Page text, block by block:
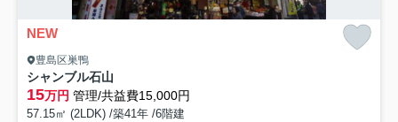
NEW
豊島区巣鴨
シャンブル石山
15万円 管理/共益費15,000円
57.15㎡ (2LDK) /築41年 /6階建